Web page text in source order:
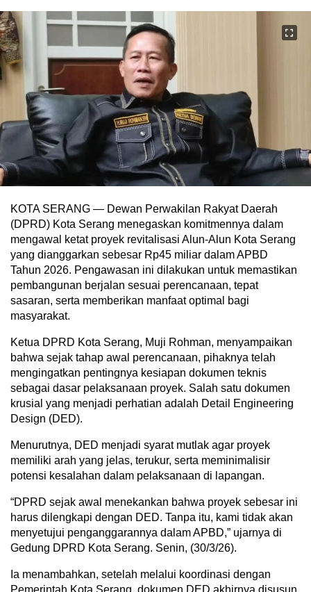
KOTA SERANG — Dewan Perwakilan Rakyat Daerah
(DPRD) Kota Serang menegaskan komitmennya dalam
mengawal ketat proyek revitalisasi Alun-Alun Kota Serang
yang dianggarkan sebesar Rp45 miliar dalam APBD
Tahun 2026. Pengawasan ini dilakukan untuk memastikan
pembangunan berjalan sesuai perencanaan, tepat
sasaran, serta memberikan manfaat optimal bagi
masyarakat.
Ketua DPRD Kota Serang, Muji Rohman, menyampaikan
bahwa sejak tahap awal perencanaan, pihaknya telah
mengingatkan pentingnya kesiapan dokumen teknis
sebagai dasar pelaksanaan proyek. Salah satu dokumen
krusial yang menjadi perhatian adalah Detail Engineering
Design (DED).
Menurutnya, DED menjadi syarat mutlak agar proyek
memiliki arah yang jelas, terukur, serta meminimalisir
potensi kesalahan dalam pelaksanaan di lapangan.
“DPRD sejak awal menekankan bahwa proyek sebesar ini
harus dilengkapi dengan DED. Tanpa itu, kami tidak akan
menyetujui penganggarannya dalam APBD,” ujarnya di
Gedung DPRD Kota Serang. Senin, (30/3/26).
Ia menambahkan, setelah melalui koordinasi dengan
Pemerintah Kota Serang, dokumen DED akhirnya disusun